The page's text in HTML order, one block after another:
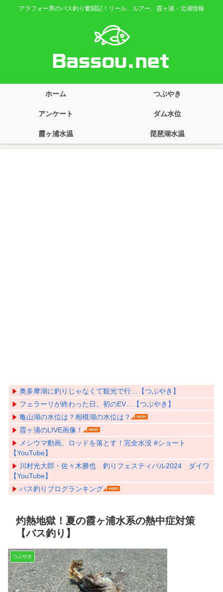
アラフォー男のバス釣り奮闘記！リール、ルアー、霞ヶ浦・北浦情報
ホーム つぶやき
アンケート ダム水位
霞ヶ浦水温 琵琶湖水温
奥多摩湖に釣りじゃなくて観光で行…【つぶやき】
フェラーリが終わった日。初のEV…【つぶやき】
亀山湖の水位は？相模湖の水位は？
霞ヶ浦のLIVE画像！
メシウマ動画。ロッドを落とす！完全水没 #ショート
【YouTube】
川村光大郎・佐々木勝也 釣りフェスティバル2024 ダイワ
【YouTube】
バス釣りブログランキング
灼熱地獄！夏の霞ヶ浦水系の熱中症対策
【バス釣り】
つぶやき